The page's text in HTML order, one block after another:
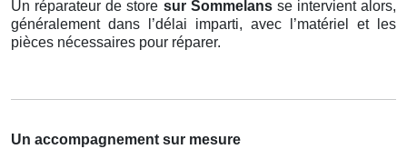
Un réparateur de store sur Sommelans se intervient alors,
généralement dans l’délai imparti, avec l’matériel et les
pièces nécessaires pour réparer.
Un accompagnement sur mesure